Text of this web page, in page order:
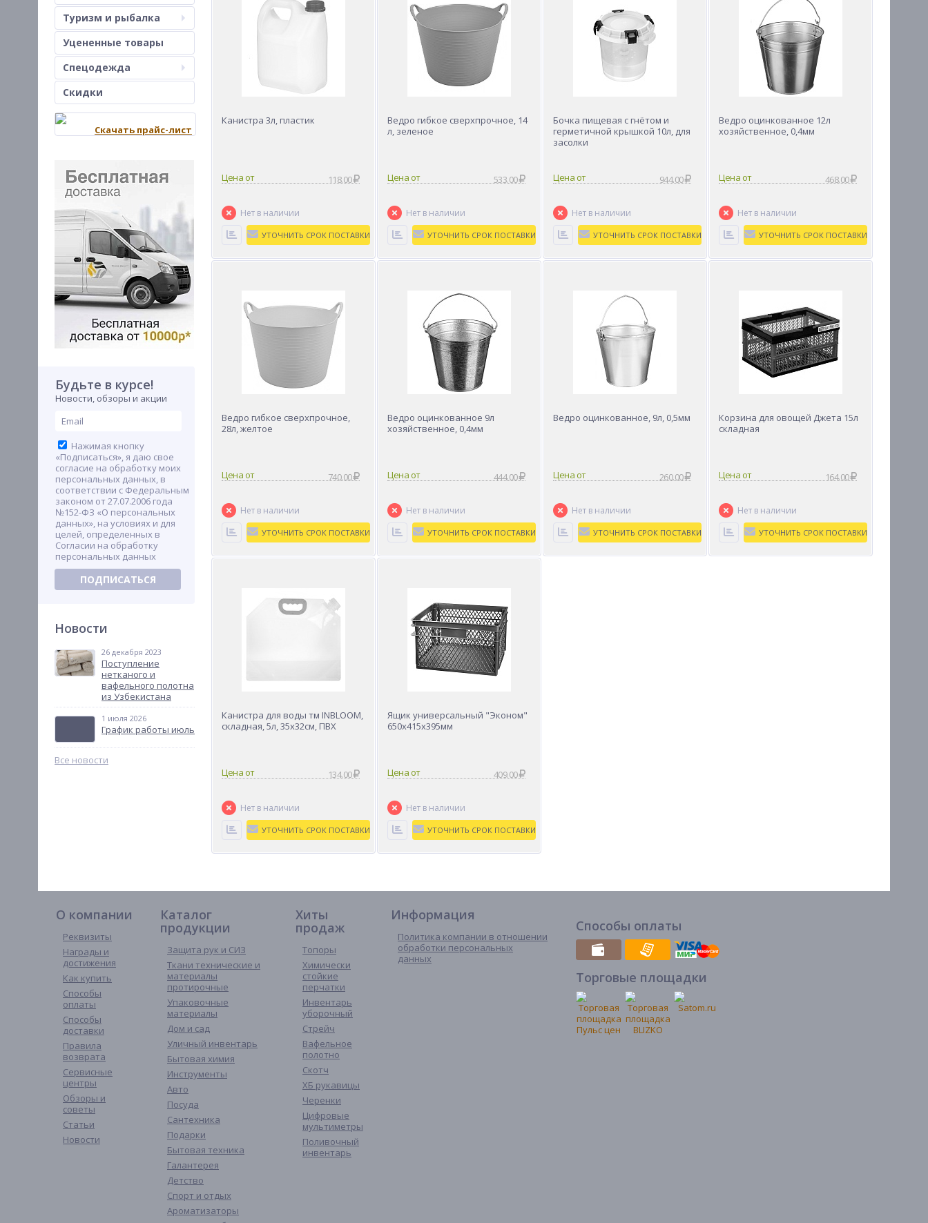
Туризм и рыбалка
Уцененные товары
Спецодежда
Скидки
Скачать прайс-лист
Будьте в курсе!
Новости, обзоры и акции
Нажимая кнопку
«Подписаться», я даю свое
согласие на обработку моих
персональных данных, в
соответствии с Федеральным
законом от 27.07.2006 года
№152-ФЗ «О персональных
данных», на условиях и для
целей, определенных в
Согласии на обработку
персональных данных
ПОДПИСАТЬСЯ
Новости
26 декабря 2023
Поступление
нетканого и
вафельного полотна
из Узбекистана
1 июля 2026
График работы июль
Все новости
Канистра 3л, пластик
Цена от 118.00
Ведро гибкое сверхпрочное, 14
л, зеленое
Цена от 533.00
Бочка пищевая с гнётом и
герметичной крышкой 10л, для
засолки
Цена от 944.00
Ведро оцинкованное 12л
хозяйственное, 0,4мм
Цена от 468.00
Ведро гибкое сверхпрочное,
28л, желтое
Цена от 740.00
Ведро оцинкованное 9л
хозяйственное, 0,4мм
Цена от 444.00
Ведро оцинкованное, 9л, 0,5мм
Цена от 260.00
Корзина для овощей Джета 15л
складная
Цена от 164.00
Канистра для воды тм INBLOOM,
складная, 5л, 35х32см, ПВХ
Цена от 134.00
Ящик универсальный "Эконом"
650х415х395мм
Цена от 409.00
О компании
Реквизиты
Награды и
достижения
Как купить
Способы
оплаты
Способы
доставки
Правила
возврата
Сервисные
центры
Обзоры и
советы
Статьи
Новости
Каталог
продукции
Защита рук и СИЗ
Ткани технические и
материалы
протирочные
Упаковочные
материалы
Дом и сад
Уличный инвентарь
Бытовая химия
Инструменты
Авто
Посуда
Сантехника
Подарки
Бытовая техника
Галантерея
Детство
Спорт и отдых
Ароматизаторы
Хиты
продаж
Топоры
Химически
стойкие
перчатки
Инвентарь
уборочный
Стрейч
Вафельное
полотно
Скотч
ХБ рукавицы
Черенки
Цифровые
мультиметры
Поливочный
инвентарь
Информация
Политика компании в отношении
обработки персональных
данных
Способы оплаты
Торговые площадки